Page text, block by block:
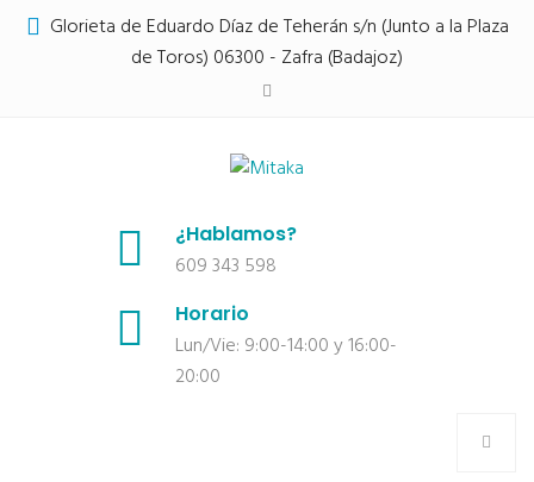
Glorieta de Eduardo Díaz de Teherán s/n (Junto a la Plaza
de Toros) 06300 - Zafra (Badajoz)
¿Hablamos?
609 343 598
Horario
Lun/Vie: 9:00-14:00 y 16:00-
20:00